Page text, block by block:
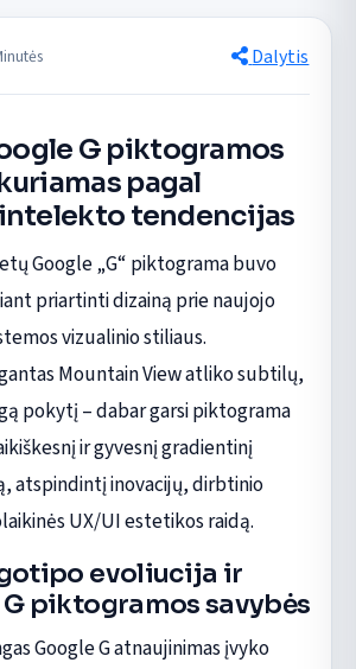
Dalytis
G piktogramos
pagal
tendencijas
Google „G“ piktograma buvo
priartinti dizainą prie naujojo
vizualinio stiliaus.
Mountain View atliko subtilų,
pokytį – dabar garsi piktograma
ir gyvesnį gradientinį
atspindintį inovacijų, dirbtinio
UX/UI estetikos raidą.
evoliucija ir
piktogramos savybės
Google G atnaujinimas įvyko